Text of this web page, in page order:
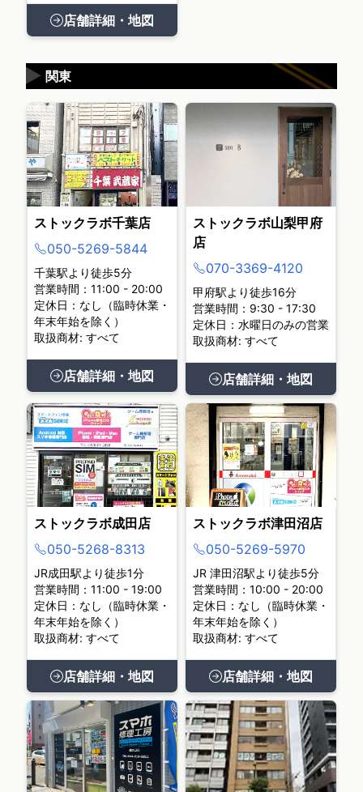
店舗詳細・地図
関東
▶
ストックラボ千葉店
050-5269-5844
千葉駅より徒歩5分
営業時間：11:00 - 20:00
定休日：なし（臨時休業・
年末年始を除く）
取扱商材: すべて
店舗詳細・地図
ストックラボ山梨甲府
店
070-3369-4120
甲府駅より徒歩16分
営業時間：9:30 - 17:30
定休日：水曜日のみの営業
取扱商材: すべて
店舗詳細・地図
ストックラボ成田店
050-5268-8313
JR成田駅より徒歩1分
営業時間：11:00 - 19:00
定休日：なし（臨時休業・
年末年始を除く）
取扱商材: すべて
店舗詳細・地図
ストックラボ津田沼店
050-5269-5970
JR 津田沼駅より徒歩5分
営業時間：10:00 - 20:00
定休日：なし（臨時休業・
年末年始を除く）
取扱商材: すべて
店舗詳細・地図